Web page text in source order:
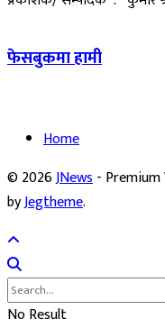
फेसबुकमा हामी
Home
© 2026JNews-
byJegtheme.
No Result